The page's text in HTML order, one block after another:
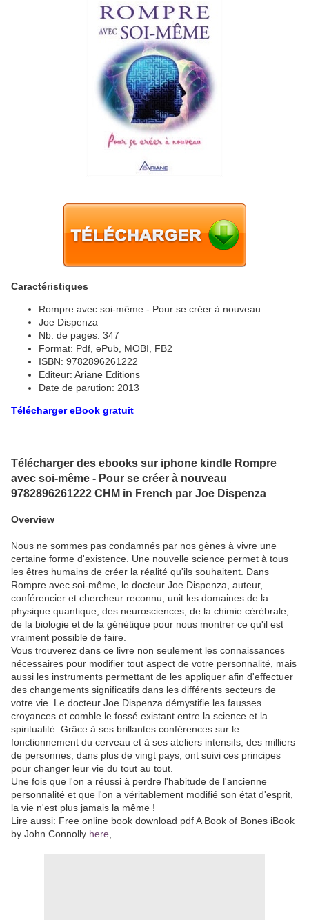
Caractéristiques
Rompre avec soi-même - Pour se créer à nouveau
Joe Dispenza
Nb. de pages: 347
Format: Pdf, ePub, MOBI, FB2
ISBN: 9782896261222
Editeur: Ariane Editions
Date de parution: 2013
Télécharger eBook gratuit
Télécharger des ebooks sur iphone kindle Rompre
avec soi-même - Pour se créer à nouveau
9782896261222 CHM in French par Joe Dispenza
Overview
Nous ne sommes pas condamnés par nos gènes à vivre une
certaine forme d'existence. Une nouvelle science permet à tous
les êtres humains de créer la réalité qu'ils souhaitent. Dans
Rompre avec soi-même, le docteur Joe Dispenza, auteur,
conférencier et chercheur reconnu, unit les domaines de la
physique quantique, des neurosciences, de la chimie cérébrale,
de la biologie et de la génétique pour nous montrer ce qu'il est
vraiment possible de faire.
Vous trouverez dans ce livre non seulement les connaissances
nécessaires pour modifier tout aspect de votre personnalité, mais
aussi les instruments permettant de les appliquer afin d'effectuer
des changements significatifs dans les différents secteurs de
votre vie. Le docteur Joe Dispenza démystifie les fausses
croyances et comble le fossé existant entre la science et la
spiritualité. Grâce à ses brillantes conférences sur le
fonctionnement du cerveau et à ses ateliers intensifs, des milliers
de personnes, dans plus de vingt pays, ont suivi ces principes
pour changer leur vie du tout au tout.
Une fois que l'on a réussi à perdre l'habitude de l'ancienne
personnalité et que l'on a véritablement modifié son état d'esprit,
la vie n'est plus jamais la même !
Lire aussi: Free online book download pdf A Book of Bones iBook
by John Connolly here